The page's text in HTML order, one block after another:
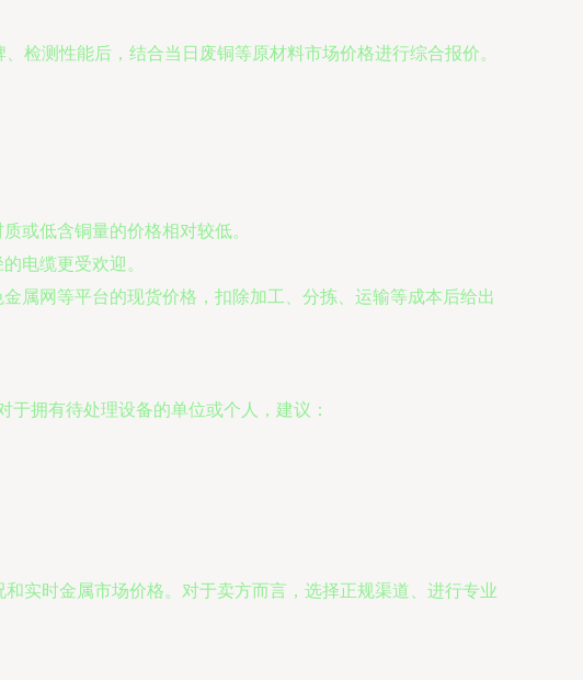
检测性能后，结合当日废铜等原材料市场价格进行综合报价。
或低含铜量的价格相对较低。
电缆更受欢迎。
属网等平台的现货价格，扣除加工、分拣、运输等成本后给出
拥有待处理设备的单位或个人，建议：
实时金属市场价格。对于卖方而言，选择正规渠道、进行专业